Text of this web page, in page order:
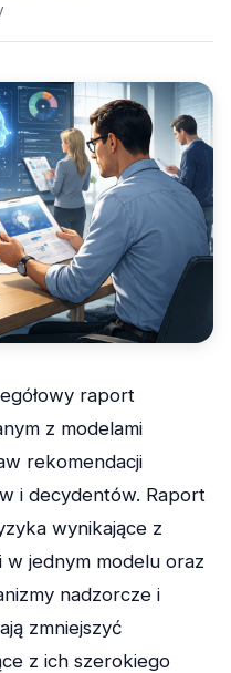
raport
z modelami
rekomendacji
i decydentów. Raport
wynikające z
w jednym modelu oraz
nadzorcze i
zmniejszyć
z ich szerokiego